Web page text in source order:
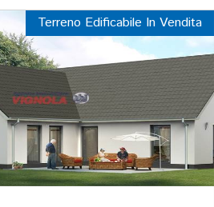
Terreno Edificabile In Vendita